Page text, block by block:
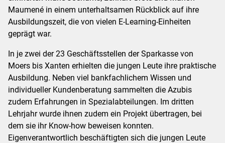
Maumené in einem unterhaltsamen Rückblick auf ihre
Ausbildungszeit, die von vielen E-Learning-Einheiten
geprägt war.
In je zwei der 23 Geschäftsstellen der Sparkasse von
Moers bis Xanten erhielten die jungen Leute ihre praktische
Ausbildung. Neben viel bankfachlichem Wissen und
individueller Kundenberatung sammelten die Azubis
zudem Erfahrungen in Spezialabteilungen. Im dritten
Lehrjahr wurde ihnen zudem ein Projekt übertragen, bei
dem sie ihr Know-how beweisen konnten.
Eigenverantwortlich beschäftigten sich die jungen Leute